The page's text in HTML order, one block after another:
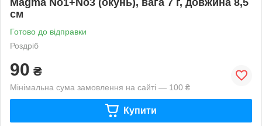
см
Готово до відправки
Роздріб
90 ₴
Мінімальна сума замовлення на сайті — 100 ₴
Купити